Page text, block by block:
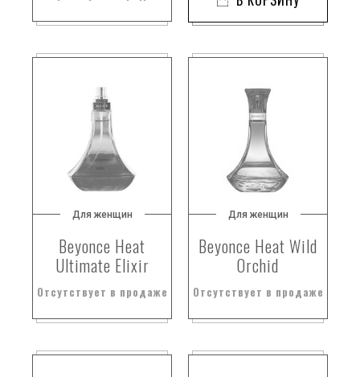
Для женщин
Beyonce Heat
Ultimate Elixir
Отсутствует в продаже
Для женщин
Beyonce Heat Wild
Orchid
Отсутствует в продаже